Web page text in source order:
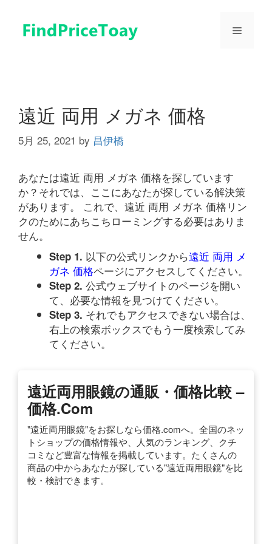
メ
遠近 両用 メガネ 価格
5月 25, 2021 by 昌伊橋
あなたは遠近 両用 メガネ 価格を探しています
か？それでは、ここにあなたが探している解決策
があります。 これで、遠近 両用 メガネ 価格リン
クのためにあちこちローミングする必要はありま
せん。
Step 1. 以下の公式リンクから遠近 両用 メ
ガネ 価格ページにアクセスしてください。
Step 2. 公式ウェブサイトのページを開い
て、必要な情報を見つけてください。
Step 3. それでもアクセスできない場合は、
右上の検索ボックスでもう一度検索してみ
てください。
遠近両用眼鏡の通販・価格比較 –
価格.com
"遠近両用眼鏡"をお探しなら価格.comへ。全国のネッ
トショップの価格情報や、人気のランキング、クチ
コミなど豊富な情報を掲載しています。たくさんの
商品の中からあなたが探している"遠近両用眼鏡"を比
較・検討できます。